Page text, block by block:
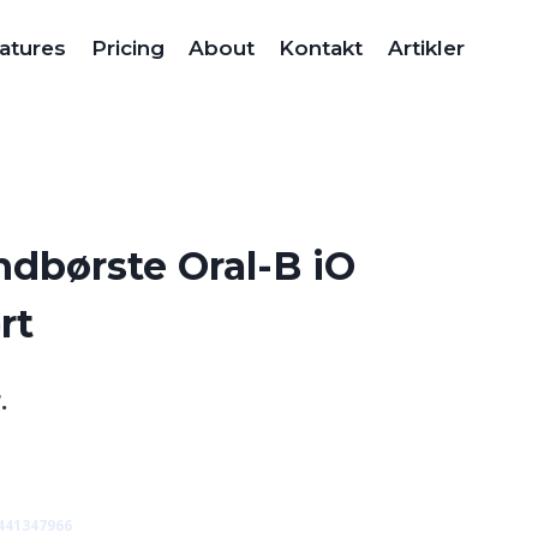
Pricing About Kontakt Artikler
Oral-B iO
Den
er: